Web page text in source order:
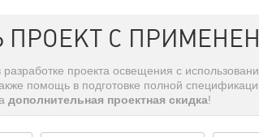
С
проекта освещения с
помощь в подготовке полной
дополнительная проектная скидка!